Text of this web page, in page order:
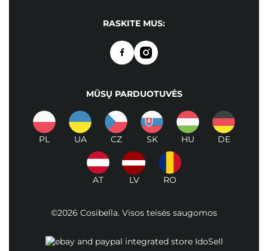
RASKITE MUS:
MŪSŲ PARDUOTUVĖS
PL UA CZ SK HU DE
AT LV RO
©2026 Cosibella. Visos teisės saugomos